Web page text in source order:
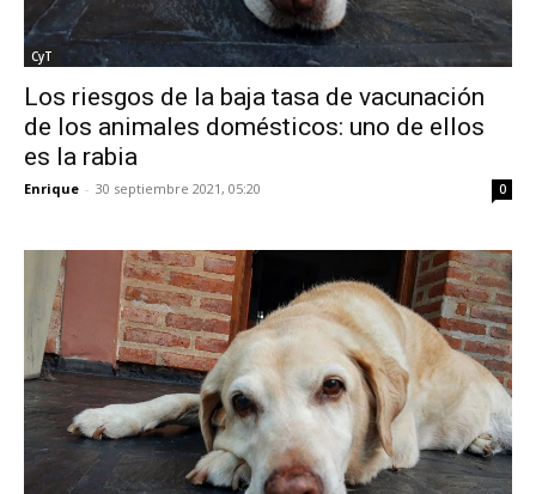
CyT
Los riesgos de la baja tasa de vacunación
de los animales domésticos: uno de ellos
es la rabia
Enrique - 30 septiembre 2021, 05:20 0